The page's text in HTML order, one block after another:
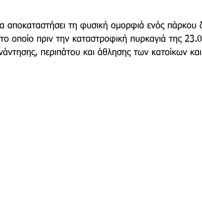
αποκαταστήσει τη φυσική ομορφιά ενός πάρκου
οποίο πριν την καταστροφική πυρκαγιά της
περιπάτου και άθλησης των κατοίκων και